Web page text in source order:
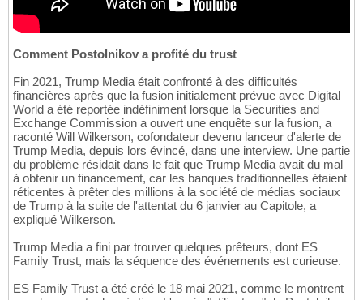
Comment Postolnikov a profité du trust
Fin 2021, Trump Media était confronté à des difficultés
financières après que la fusion initialement prévue avec Digital
World a été reportée indéfiniment lorsque la Securities and
Exchange Commission a ouvert une enquête sur la fusion, a
raconté Will Wilkerson, cofondateur devenu lanceur d'alerte de
Trump Media, depuis lors évincé, dans une interview. Une partie
du problème résidait dans le fait que Trump Media avait du mal
à obtenir un financement, car les banques traditionnelles étaient
réticentes à prêter des millions à la société de médias sociaux
de Trump à la suite de l'attentat du 6 janvier au Capitole, a
expliqué Wilkerson.
Trump Media a fini par trouver quelques prêteurs, dont ES
Family Trust, mais la séquence des événements est curieuse.
ES Family Trust a été créé le 18 mai 2021, comme le montrent